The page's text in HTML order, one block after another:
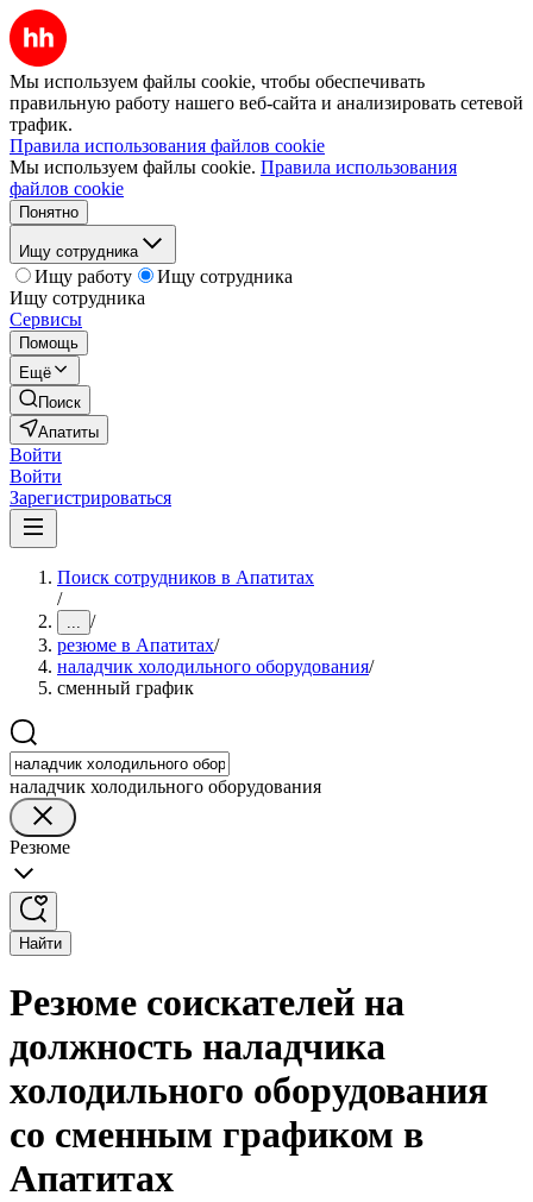
Мы используем файлы cookie, чтобы обеспечивать
правильную работу нашего веб-сайта и анализировать сетевой
трафик.
Правила использования файлов cookie
Мы используем файлы cookie. Правила использования
файлов cookie
Понятно
Ищу сотрудника
Ищу работу
Ищу сотрудника
Ищу сотрудника
Сервисы
Помощь
Ещё
Поиск
Апатиты
Войти
Войти
Зарегистрироваться
Поиск сотрудников в Апатитах
/
... /
резюме в Апатитах/
наладчик холодильного оборудования/
сменный график
наладчик холодильного оборудования
Резюме
Найти
Резюме соискателей на
должность наладчика
холодильного оборудования
со сменным графиком в
Апатитах